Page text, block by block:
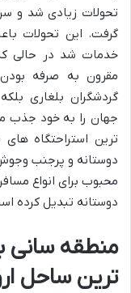
تحولات زیادی شد و
گرفت. این تحولات
خدمات شد در حالی
مقرون به صرفه
گردشگران بلغاری
جهان را به خود جذب
ترین استراحتگاه
دوستانه و پرجنب وجوش
محبوب برای انواع
دوستانه تبدیل کرده
منطقه سانی
ترین ساحل